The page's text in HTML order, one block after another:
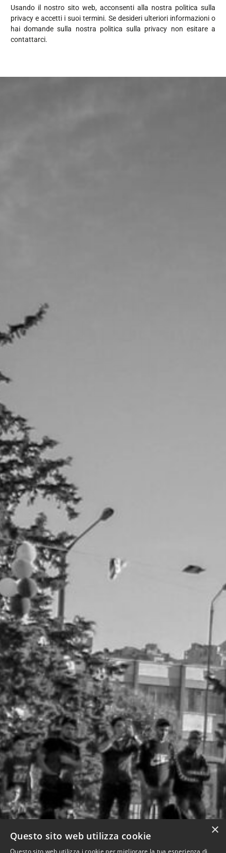
Usando il nostro sito web, acconsenti alla nostra politica sulla
privacy e accetti i suoi termini. Se desideri ulteriori informazioni o
hai domande sulla nostra politica sulla privacy non esitare a
contattarci.
×
Questo sito web utilizza cookie
Questo sito web utilizza i cookie per migliorare la tua esperienza di